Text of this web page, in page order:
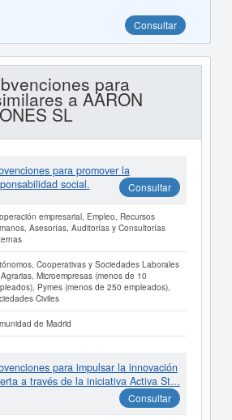
Consultar
para
a AARON
SL
para promover la
social.
Consultar
empresarial, Empleo, Recursos
Asesorías, Auditorías y Consultorías
Cooperativas y Sociedades Laborales
Microempresas (menos de 10
Pymes (menos de 250 empleados),
Civiles
de Madrid
para impulsar la innovación
a través de la iniciativa Activa St...
Consultar